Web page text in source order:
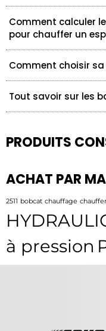
Comment calculer
pour chauffer un
Comment choisir
Tout savoir sur les
PRODUITS
ACHAT PAR
2511 bobcat chauffage
à pression